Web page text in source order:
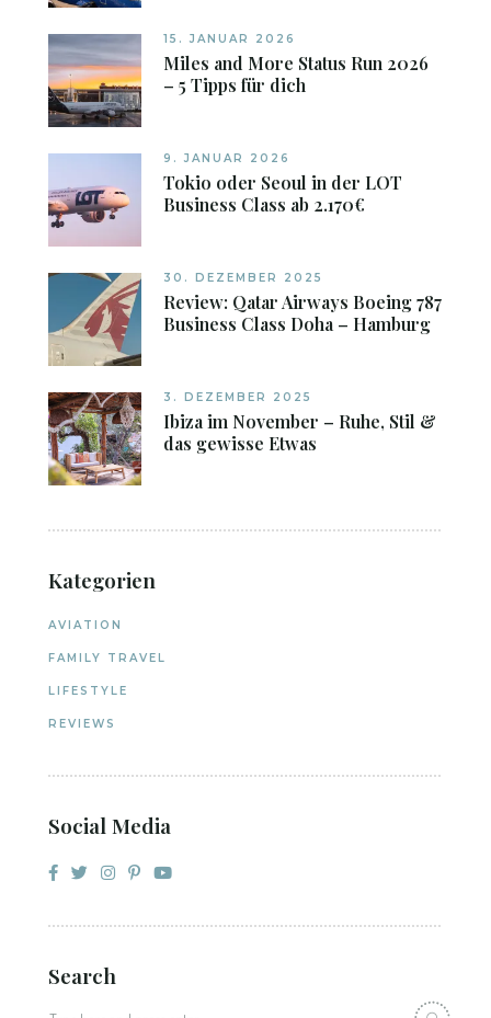
15. JANUAR 2026
Miles and More Status Run 2026
– 5 Tipps für dich
9. JANUAR 2026
Tokio oder Seoul in der LOT
Business Class ab 2.170€
30. DEZEMBER 2025
Review: Qatar Airways Boeing 787
Business Class Doha – Hamburg
3. DEZEMBER 2025
Ibiza im November – Ruhe, Stil &
das gewisse Etwas
Kategorien
AVIATION
FAMILY TRAVEL
LIFESTYLE
REVIEWS
Social Media
Search